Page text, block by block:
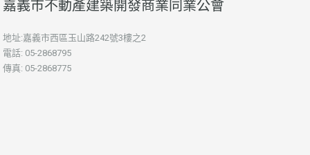
嘉義市不動產建築開發商業同業公會
地址:嘉義市西區玉山路242號3樓之2
電話: 05-2868795
傳真: 05-2868775